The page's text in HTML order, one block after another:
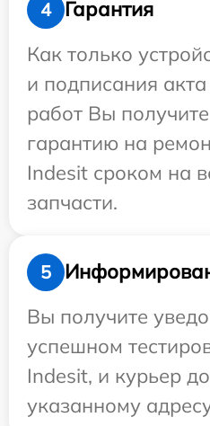
4
Гарантия
Как только
и подписания
работ Вы
гарантию на
Indesit сроком на
запчасти.
5
Вы получите
успешном
Indesit, и курьер
указанному